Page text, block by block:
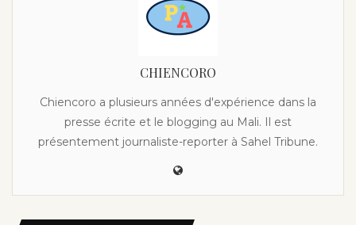
CHIENCORO
Chiencoro a plusieurs années d'expérience dans la
presse écrite et le blogging au Mali. Il est
présentement journaliste-reporter à Sahel Tribune.